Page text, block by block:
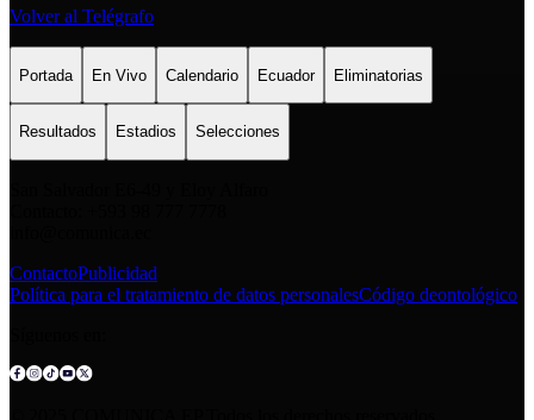
Volver al Telégrafo
Portada En Vivo Calendario Ecuador Eliminatorias
Resultados Estadios Selecciones
ContactoPublicidad
Política para el tratamiento de datos personalesCódigo deontológico